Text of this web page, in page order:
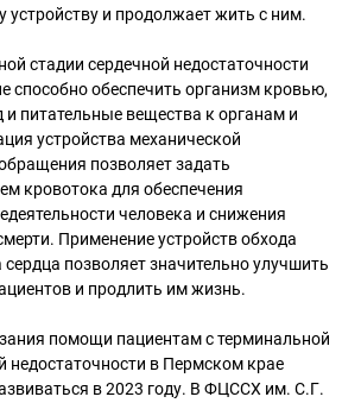
устройству и продолжает жить с ним.
стадии сердечной недостаточности
способно обеспечить организм кровью,
и питательные вещества к органам и
устройства механической
позволяет задать
кровотока для обеспечения
человека и снижения
Применение устройств обхода
позволяет значительно улучшить
и продлить им жизнь.
помощи пациентам с терминальной
недостаточности в Пермском крае
в 2023 году. В ФЦССХ им. С.Г.